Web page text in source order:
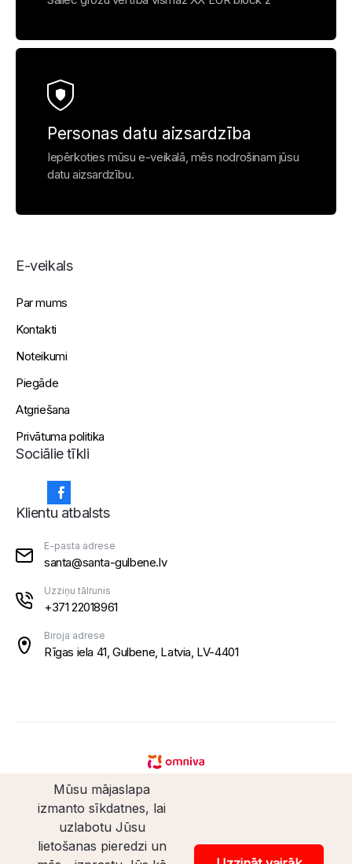
Personas datu aizsardzība
Iepērkoties mūsu e-veikalā, mēs nodrošinam jūsu
datu aizsardzību.
E-veikals
Par mums
Kontakti
Noteikumi
Piegāde
Atgriešana
Privātuma politika
Sociālie tīkli
Klientu atbalsts
E-pasta adrese
santa@santa-gulbene.lv
Uzziņu tālrunis
+371 22018961
Biroja adrese
Rīgas iela 41, Gulbene, Latvia, LV-4401
© Santaveikals 2026. Visas tiesības aizsargātas.
Mūsu mājaslapa
izmanto sīkdatnes, lai
uzlabotu Jūsu
lietošanas pieredzi un